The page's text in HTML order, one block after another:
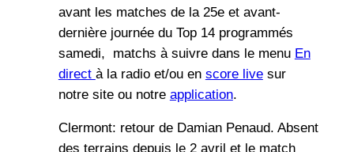
avant les matches de la 25e et avant-
dernière journée du Top 14 programmés
samedi, matchs à suivre dans le menu En
direct à la radio et/ou en score livesur
notre site ou notre application.
Clermont: retour de Damian Penaud. Absent
des terrains depuis le 2 avril et le match